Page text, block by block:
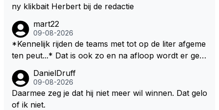
ny klikbait Herbert bij de redactie
mart22
09-08-2026
*Kennelijk rijden de teams met tot op de liter afgeme
ten peut...* Dat is ook zo en na afloop wordt er gec
zitten. Om die reden is Vettel ooit gediskwalificeerd. J
e hoort soms ook wel eens dat ze brandstoof moete
n sparen als de race engineer denkt dat ze die ene li
DanielDruff
09-08-2026
Daarmee zeg je dat hij niet meer wil winnen. Dat gelo
of ik niet.